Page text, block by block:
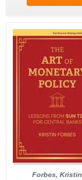
Forbes, Kristin